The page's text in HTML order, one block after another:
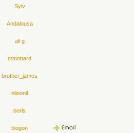
Sylv
Andalousa
ali g
mmottard
brother_james
niloonil
boris
biogon